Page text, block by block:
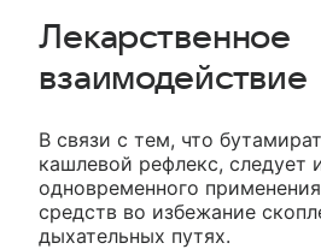
Лекарственное
взаимодействие
В связи с тем, что
кашлевой рефлекс, следует
одновременного
средств во избежание
дыхательных путях.